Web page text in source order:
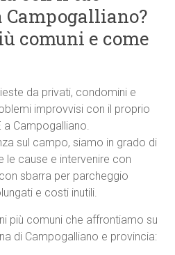
Campogalliano?
comuni e come
da privati, condomini e
improvvisi con il proprio
Campogalliano.
sul campo, siamo in grado di
le cause e intervenire con
sbarra per parcheggio
e costi inutili.
più comuni che affrontiamo su
di Campogalliano e provincia: